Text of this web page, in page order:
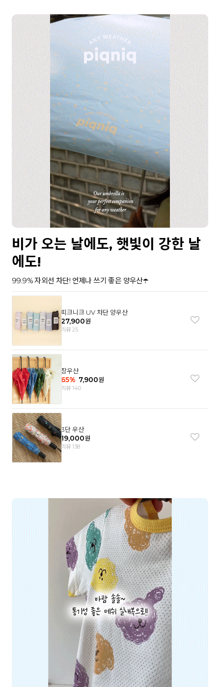
비가 오는 날에도, 햇빛이 강한 날
에도!
99.9% 자외선 차단! 언제나 쓰기 좋은 양우산☂️
피크니크 UV 차단 양우산
27,900원
리뷰 25
장우산
65% 7,900원
리뷰 140
3단 우산
19,000원
리뷰 138